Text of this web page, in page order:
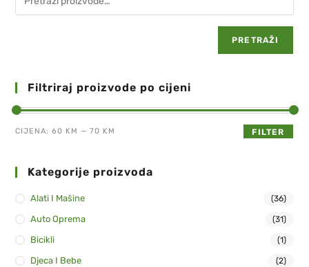
PRETRAŽI
Filtriraj proizvode po cijeni
FILTER
CIJENA:60 KM —70 KM
Kategorije proizvoda
Alati I Mašine (36)
Auto Oprema (31)
Bicikli (1)
Djeca I Bebe (2)